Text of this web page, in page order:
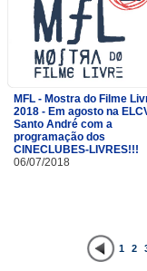
MFL - Mostra do Filme
2018 - Em agosto na
Santo André com a
programação dos
CINECLUBES-LIVRES!!!
06/07/2018
1 2